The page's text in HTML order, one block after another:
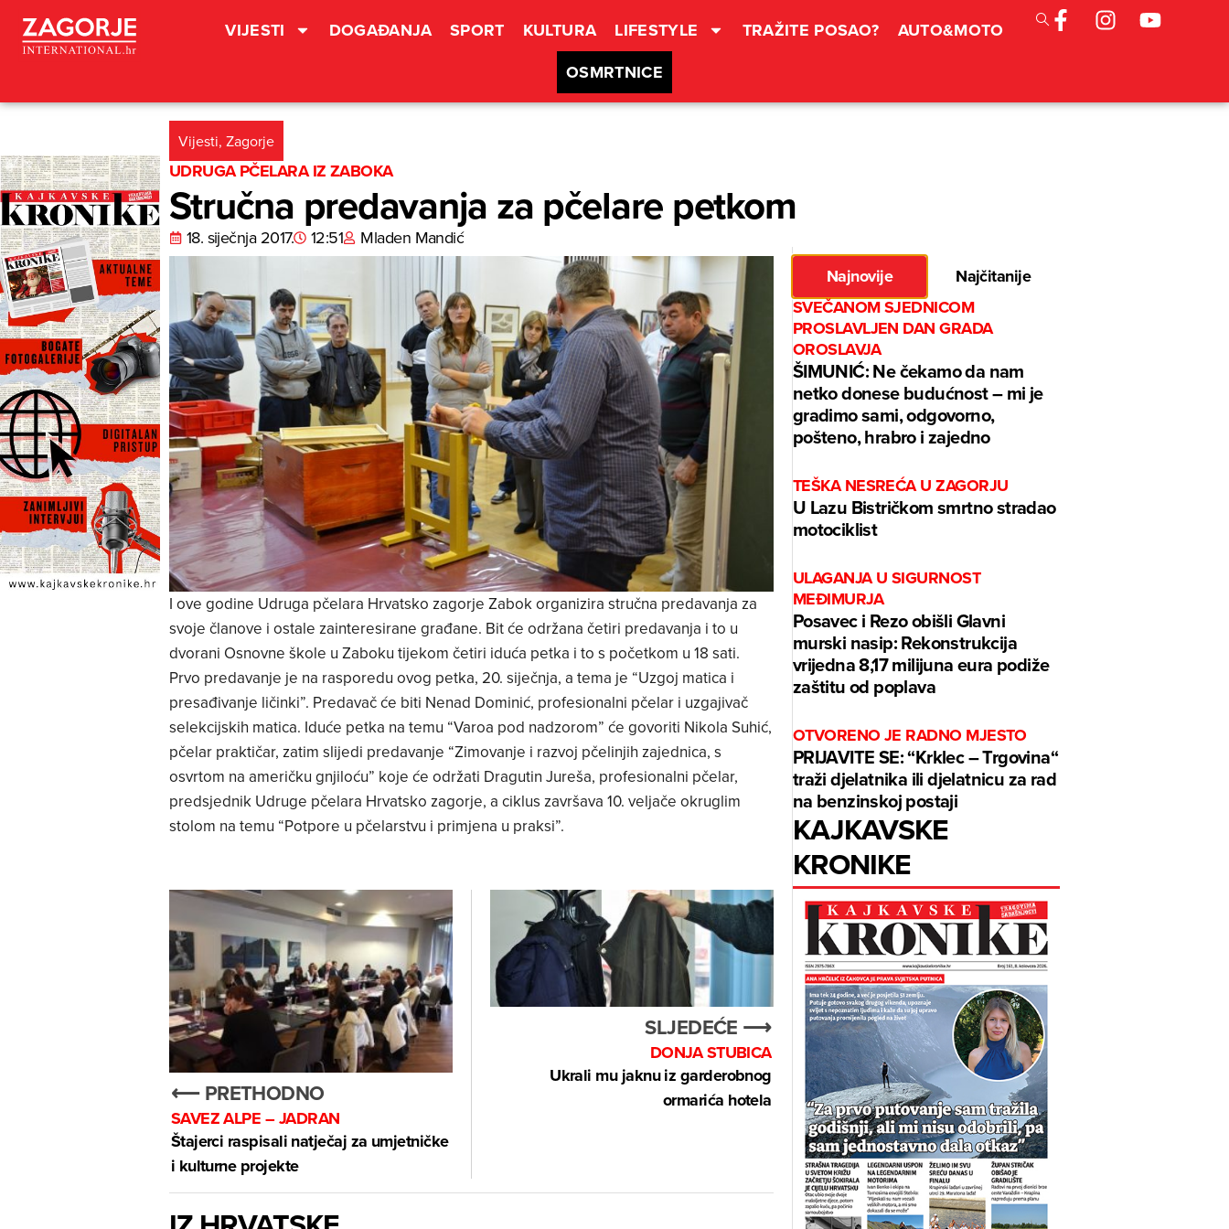
VIJESTI DOGAĐANJA SPORT KULTURA LIFESTYLE TRAŽITE POSAO?
AUTO&MOTO
OSMRTNICE
Vijesti, Zagorje
UDRUGA PČELARA IZ ZABOKA
Stručna predavanja za pčelare petkom
18. siječnja 2017. 12:51 Mladen Mandić
I ove godine Udruga pčelara Hrvatsko zagorje Zabok organizira stručna predavanja za
svoje članove i ostale zainteresirane građane. Bit će održana četiri predavanja i to u
dvorani Osnovne škole u Zaboku tijekom četiri iduća petka i to s početkom u 18 sati.
Prvo predavanje je na rasporedu ovog petka, 20. siječnja, a tema je “Uzgoj matica i
presađivanje ličinki”. Predavač će biti Nenad Dominić, profesionalni pčelar i uzgajivač
selekcijskih matica. Iduće petka na temu “Varoa pod nadzorom” će govoriti Nikola Suhić,
pčelar praktičar, zatim slijedi predavanje “Zimovanje i razvoj pčelinjih zajednica, s
osvrtom na američku gnjiloću” koje će održati Dragutin Jureša, profesionalni pčelar,
predsjednik Udruge pčelara Hrvatsko zagorje, a ciklus završava 10. veljače okruglim
stolom na temu “Potpore u pčelarstvu i primjena u praksi”.
⟵ PRETHODNO
SAVEZ ALPE – JADRAN
Štajerci raspisali natječaj za umjetničke
i kulturne projekte
SLJEDEĆE ⟶
DONJA STUBICA
Ukrali mu jaknu iz garderobnog
ormarića hotela
Najnovije
Najčitanije
SVEČANOM SJEDNICOM
PROSLAVLJEN DAN GRADA
OROSLAVJA
ŠIMUNIĆ: Ne čekamo da nam
netko donese budućnost – mi je
gradimo sami, odgovorno,
pošteno, hrabro i zajedno
TEŠKA NESREĆA U ZAGORJU
U Lazu Bistričkom smrtno stradao
motociklist
ULAGANJA U SIGURNOST
MEĐIMURJA
Posavec i Rezo obišli Glavni
murski nasip: Rekonstrukcija
vrijedna 8,17 milijuna eura podiže
zaštitu od poplava
OTVORENO JE RADNO MJESTO
PRIJAVITE SE: “Krklec – Trgovina“
traži djelatnika ili djelatnicu za rad
na benzinskoj postaji
KAJKAVSKE
KRONIKE